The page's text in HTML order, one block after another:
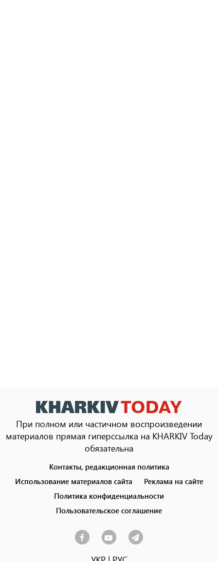
При полном или частичном воспроизведении
материалов прямая гиперссылка на KHARKIV Today
обязательна
menu
Контакты, редакционная политика
Использование материалов сайта
Реклама на сайте
Политика конфиденциальности
Пользовательское соглашение